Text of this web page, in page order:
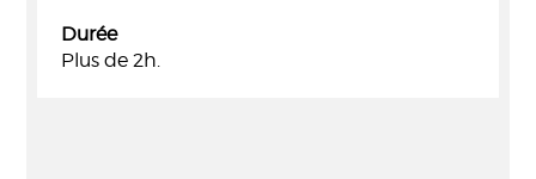
Durée
Plus de 2h.